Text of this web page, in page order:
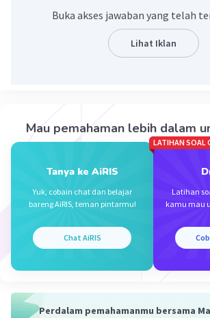
merupakan barisan ke 18 atau
banyak suku barisan
Penjelasan mengenai langkah-
Community
Buka akses jawaban yang telah
Lihat Iklan
Mau pemahaman lebih dalam
Tanya ke AiRIS
Yuk, cobain chat dan belajar
bareng AiRIS, teman pintarmu!
Chat AiRIS
LATIHAN SOAL
Latihan
kamu mau
Perdalam pemahamanmu bersama